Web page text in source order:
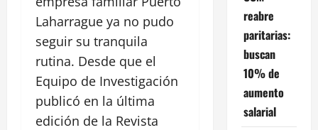
Laharrague ya no pudo
seguir su tranquila
rutina. Desde que el
Equipo de Investigación
publicó en la última
edición de la Revista
reabre
paritarias:
buscan
10% de
aumento
salarial